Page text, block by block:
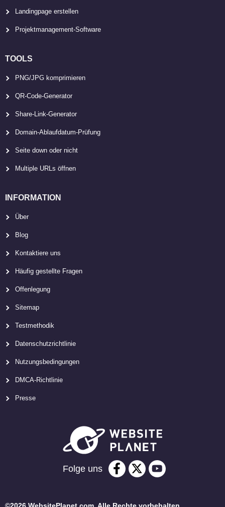
Landingpage erstellen
Projektmanagement-Software
TOOLS
PNG/JPG komprimieren
QR-Code-Generator
Share-Link-Generator
Domain-Ablaufdatum-Prüfung
Seite down oder nicht
Multiple URLs öffnen
INFORMATION
Über
Blog
Kontaktiere uns
Häufig gestellte Fragen
Offenlegung
Sitemap
Testmethodik
Datenschutzrichtlinie
Nutzungsbedingungen
DMCA-Richtlinie
Presse
Folge uns